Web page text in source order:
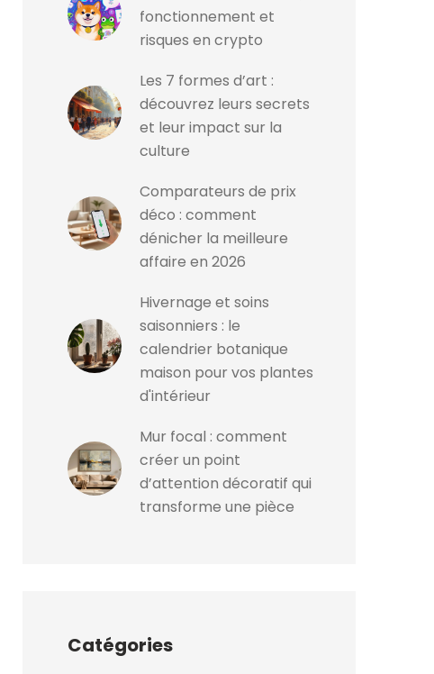
fonctionnement et
risques en crypto
Les 7 formes d’art :
découvrez leurs secrets
et leur impact sur la
culture
Comparateurs de prix
déco : comment
dénicher la meilleure
affaire en 2026
Hivernage et soins
saisonniers : le
calendrier botanique
maison pour vos plantes
d'intérieur
Mur focal : comment
créer un point
d’attention décoratif qui
transforme une pièce
Catégories